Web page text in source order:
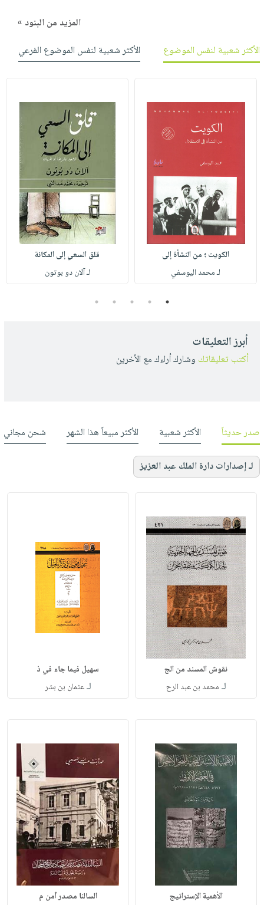
المزيد من البنود »
الأكثر شعبية لنفس الموضوع
الأكثر شعبية لنفس الموضوع الفرعي
الكويت ؛ من النشأة إلى
لـ محمد اليوسفي
قلق السعي إلى المكانة
لـ آلان دو بوتون
1
2
3
4
5
أبرز التعليقات
أكتب تعليقاتك وشارك أراءك مع الأخرين
صدر حديثاً الأكثر شعبية الأكثر مبيعاً هذا الشهر شحن مجاني
لـ إصدارات دارة الملك عبد العزيز
نقوش المسند من الج
لـ محمد بن عبد الرح
سهيل فيما جاء في ذ
لـعثمان بن بشر
الأهمية الإستراتيج السالنا مصدر آمن م